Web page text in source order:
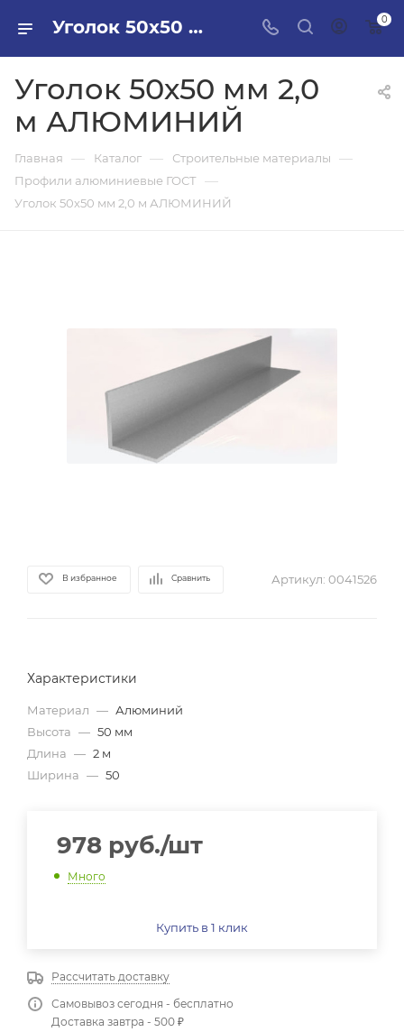
Уголок 50х50 мм 2,0 м АЛЮМИНИЙ в ПИЛОН — купить стройматериалы в интернет-магазине ПИЛОН с доставкой оптом и в розницу 0
Уголок 50х50 мм 2,0
м АЛЮМИНИЙ
Главная — Каталог — Строительные материалы —
Профили алюминиевые ГОСТ —
Уголок 50х50 мм 2,0 м АЛЮМИНИЙ
В избранное Сравнить Артикул: 0041526
Характеристики
Материал — Алюминий
Высота — 50 мм
Длина — 2 м
Ширина — 50
978 руб./шт
Много
Купить в 1 клик
Рассчитать доставку
Самовывоз сегодня - бесплатно
Доставка завтра - 500 ₽